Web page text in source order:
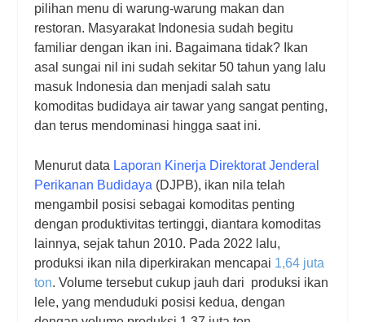
pilihan menu di warung-warung makan dan
restoran. Masyarakat Indonesia sudah begitu
familiar dengan ikan ini. Bagaimana tidak? Ikan
asal sungai nil ini sudah sekitar 50 tahun yang lalu
masuk Indonesia dan menjadi salah satu
komoditas budidaya air tawar yang sangat penting,
dan terus mendominasi hingga saat ini.
Menurut data Laporan Kinerja Direktorat Jenderal
Perikanan Budidaya (DJPB), ikan nila telah
mengambil posisi sebagai komoditas penting
dengan produktivitas tertinggi, diantara komoditas
lainnya, sejak tahun 2010. Pada 2022 lalu,
produksi ikan nila diperkirakan mencapai 1,64 juta
ton. Volume tersebut cukup jauh dari produksi ikan
lele, yang menduduki posisi kedua, dengan